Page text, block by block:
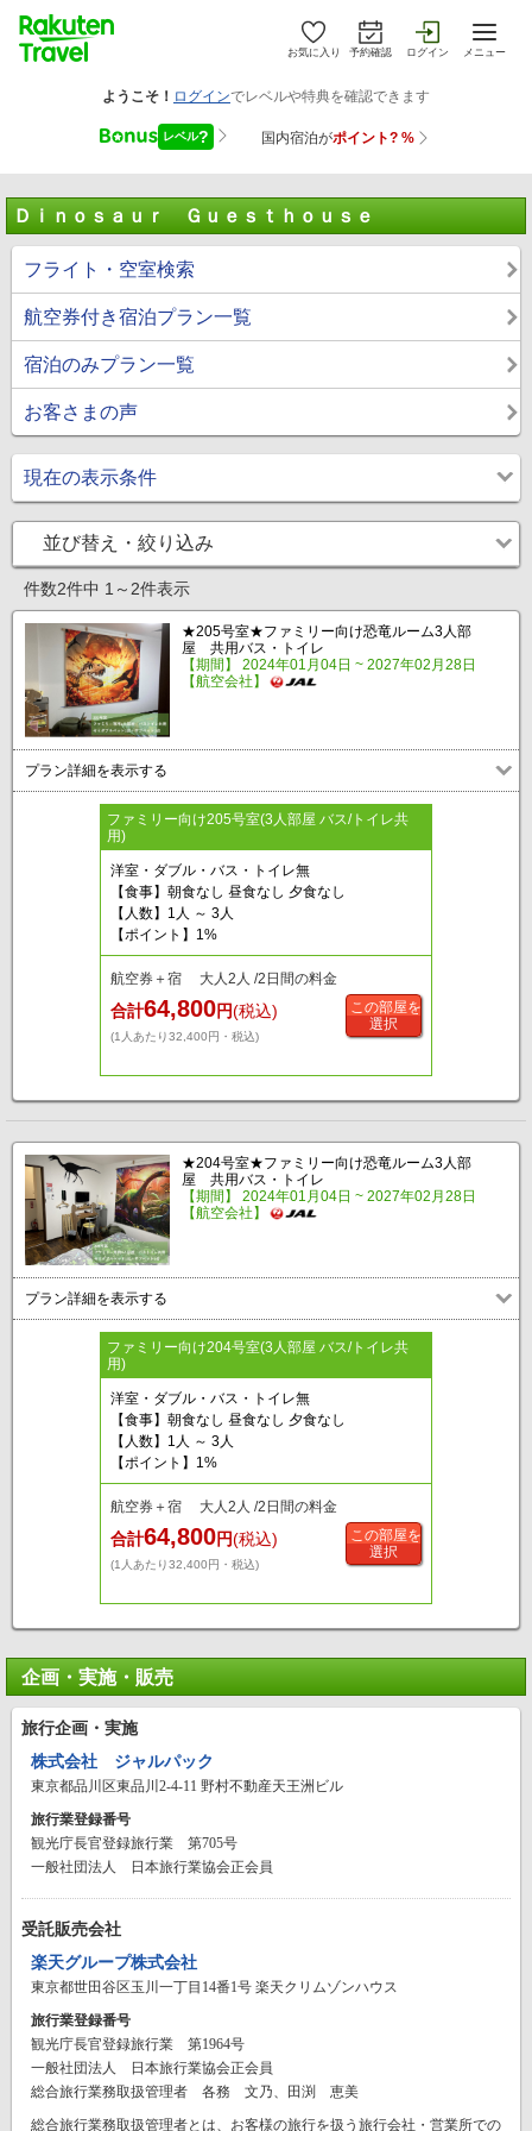
お気に入り 予約確認 ログイン メニュー
Ｄｉｎｏｓａｕｒ Ｇｕｅｓｔｈｏｕｓｅ
フライト・空室検索
航空券付き宿泊プラン一覧
宿泊のみプラン一覧
お客さまの声
現在の表示条件
並び替え・絞り込み
件数2件中 1～2件表示
★205号室★ファミリー向け恐竜ルーム3人部
屋 共用バス・トイレ
【期間】 2024年01月04日 ~ 2027年02月28日
【航空会社】
プラン詳細を表示する
ファミリー向け205号室(3人部屋 バス/トイレ共
用)
洋室・ダブル・バス・トイレ無
【食事】朝食なし 昼食なし 夕食なし
【人数】1人 ～ 3人
【ポイント】1%
航空券＋宿 大人2人 /2日間の料金
合計64,800円(税込)
(1人あたり32,400円・税込)
この部屋を
選択
★204号室★ファミリー向け恐竜ルーム3人部
屋 共用バス・トイレ
【期間】 2024年01月04日 ~ 2027年02月28日
【航空会社】
プラン詳細を表示する
ファミリー向け204号室(3人部屋 バス/トイレ共
用)
洋室・ダブル・バス・トイレ無
【食事】朝食なし 昼食なし 夕食なし
【人数】1人 ～ 3人
【ポイント】1%
航空券＋宿 大人2人 /2日間の料金
合計64,800円(税込)
(1人あたり32,400円・税込)
この部屋を
選択
企画・実施・販売
旅行企画・実施
株式会社 ジャルパック
東京都品川区東品川2-4-11 野村不動産天王洲ビル
旅行業登録番号
観光庁長官登録旅行業 第705号
一般社団法人 日本旅行業協会正会員
受託販売会社
楽天グループ株式会社
東京都世田谷区玉川一丁目14番1号 楽天クリムゾンハウス
旅行業登録番号
観光庁長官登録旅行業 第1964号
一般社団法人 日本旅行業協会正会員
総合旅行業務取扱管理者 各務 文乃、田渕 恵美
総合旅行業務取扱管理者とは、お客様の旅行を扱う旅行会社・営業所での